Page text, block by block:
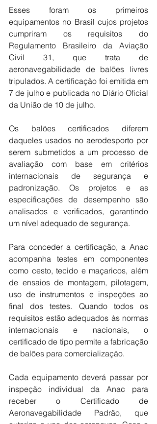
Esses foram os primeiros
equipamentos no Brasil cujos projetos
cumpriram os requisitos do
Regulamento Brasileiro da Aviação
Civil 31, que trata de
aeronavegabilidade de balões livres
tripulados. A certificação foi emitida em
7 de julho e publicada no Diário Oficial
da União de 10 de julho.
Os balões certificados diferem
daqueles usados no aerodesporto por
serem submetidos a um processo de
avaliação com base em critérios
internacionais de segurança e
padronização. Os projetos e as
especificações de desempenho são
analisados e verificados, garantindo
um nível adequado de segurança.
Para conceder a certificação, a Anac
acompanha testes em componentes
como cesto, tecido e maçaricos, além
de ensaios de montagem, pilotagem,
uso de instrumentos e inspeções ao
final dos testes. Quando todos os
requisitos estão adequados às normas
internacionais e nacionais, o
certificado de tipo permite a fabricação
de balões para comercialização.
Cada equipamento deverá passar por
inspeção individual da Anac para
receber o Certificado de
Aeronavegabilidade Padrão, que